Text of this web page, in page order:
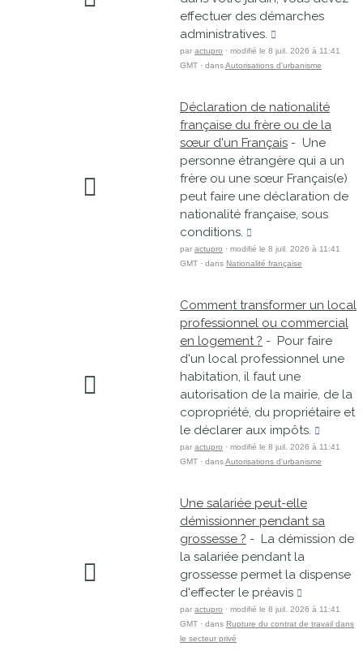
effectuer des démarches
administratives.
par actupro · modifié le 8 juil. 2026 à 11:41
GMT · dansAutorisations d'urbanisme
Déclaration de nationalité
française du frère ou de la
sœur d'un Français - Une
personne étrangère qui a un
frère ou une sœur Français(e)
peut faire une déclaration de
nationalité française, sous
conditions.
par actupro · modifié le 8 juil. 2026 à 11:41
GMT · dans Nationalité française
Comment transformer un local
professionnel ou commercial
en logement ? - Pour faire
d'un local professionnel une
habitation, il faut une
autorisation de la mairie, de la
copropriété, du propriétaire et
le déclarer aux impôts.
par actupro · modifié le 8 juil. 2026 à 11:41
GMT · dansAutorisations d'urbanisme
Une salariée peut-elle
démissionner pendant sa
grossesse ? - La démission de
la salariée pendant la
grossesse permet la dispense
d'effecter le préavis
par actupro · modifié le 8 juil. 2026 à 11:41
GMT · dans Rupture du contrat de travail dans
le secteur privé